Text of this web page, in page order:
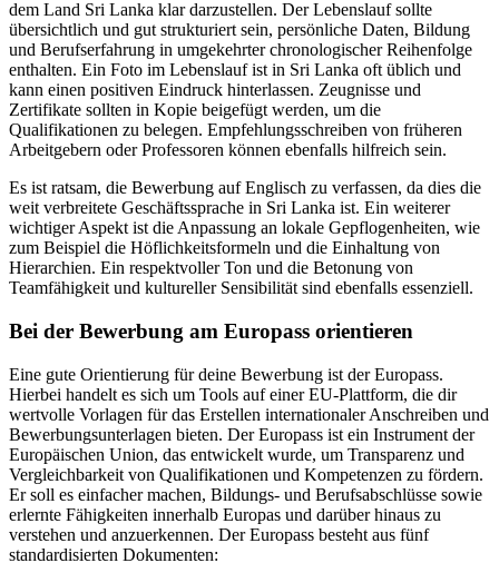
dem Land Sri Lanka klar darzustellen. Der Lebenslauf sollte
übersichtlich und gut strukturiert sein, persönliche Daten, Bildung
und Berufserfahrung in umgekehrter chronologischer Reihenfolge
enthalten. Ein Foto im Lebenslauf ist in Sri Lanka oft üblich und
kann einen positiven Eindruck hinterlassen. Zeugnisse und
Zertifikate sollten in Kopie beigefügt werden, um die
Qualifikationen zu belegen. Empfehlungsschreiben von früheren
Arbeitgebern oder Professoren können ebenfalls hilfreich sein.
Es ist ratsam, die Bewerbung auf Englisch zu verfassen, da dies die
weit verbreitete Geschäftssprache in Sri Lanka ist. Ein weiterer
wichtiger Aspekt ist die Anpassung an lokale Gepflogenheiten, wie
zum Beispiel die Höflichkeitsformeln und die Einhaltung von
Hierarchien. Ein respektvoller Ton und die Betonung von
Teamfähigkeit und kultureller Sensibilität sind ebenfalls essenziell.
Bei der Bewerbung am Europass orientieren
Eine gute Orientierung für deine Bewerbung ist der Europass.
Hierbei handelt es sich um Tools auf einer EU-Plattform, die dir
wertvolle Vorlagen für das Erstellen internationaler Anschreiben und
Bewerbungsunterlagen bieten. Der Europass ist ein Instrument der
Europäischen Union, das entwickelt wurde, um Transparenz und
Vergleichbarkeit von Qualifikationen und Kompetenzen zu fördern.
Er soll es einfacher machen, Bildungs- und Berufsabschlüsse sowie
erlernte Fähigkeiten innerhalb Europas und darüber hinaus zu
verstehen und anzuerkennen. Der Europass besteht aus fünf
standardisierten Dokumenten: